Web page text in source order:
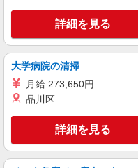
時給
通費全支
岡山市
派遣社員
岡山市北
生活のサ
詳細を見る
大学病院の清掃
月給 273,650円
品川区
詳細を見る